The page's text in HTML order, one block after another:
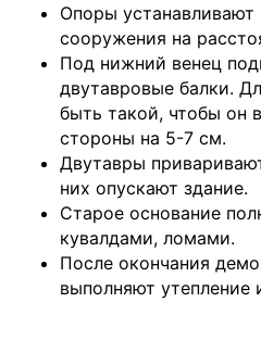
Опоры
сооружения на
Под нижний венец
двутавровые балки.
быть такой, чтобы он
стороны на 5-7 см.
Двутавры
них опускают здание.
Старое основание
кувалдами, ломами.
После окончания
выполняют утепление